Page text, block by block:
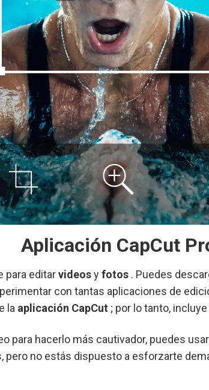
Aplicación CapCut
para editarvideosyfotos . Puedes
con tantas aplicaciones de
la aplicación CapCut ; por lo tanto,
para hacerlo más cautivador, puedes
no estás dispuesto a esforzarte